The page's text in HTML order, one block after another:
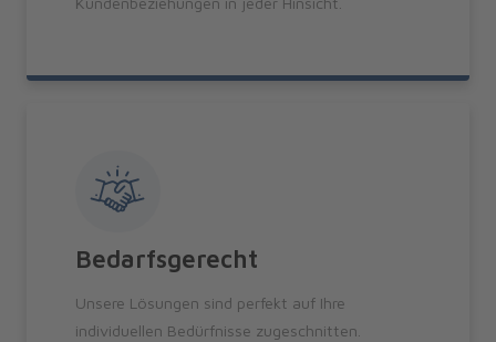
Bedarfsgerecht
Unsere Lösungen sind perfekt auf Ihre
individuellen Bedürfnisse zugeschnitten.